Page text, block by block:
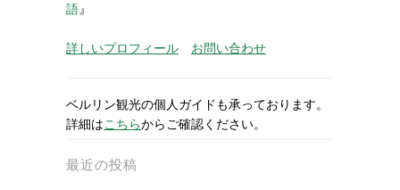
語』
詳しいプロフィール お問い合わせ
ベルリン観光の個人ガイドも承っております。
詳細はこちらからご確認ください。
最近の投稿